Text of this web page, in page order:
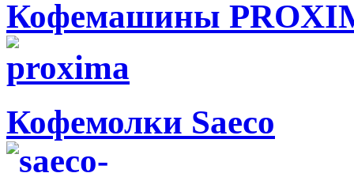
Кофемашины
Кофемолки Saeco